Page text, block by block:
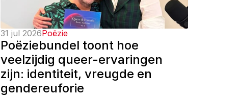
31 jul 2026Poëzie
Poëziebundel toont hoe
veelzijdig queer-ervaringen
zijn: identiteit, vreugde en
gendereuforie